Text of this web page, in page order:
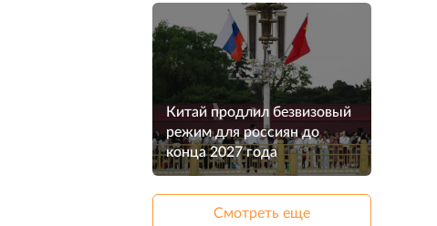
Китай продлил безвизовый
режим для россиян до
конца 2027 года
Смотреть еще